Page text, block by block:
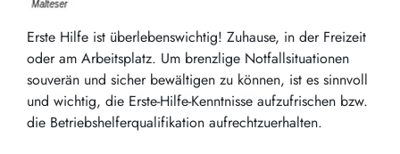
Erste Hilfe ist überlebenswichtig! Zuhause, in der Freizeit
oder am Arbeitsplatz. Um brenzlige Notfallsituationen
souverän und sicher bewältigen zu können, ist es sinnvoll
und wichtig, die Erste-Hilfe-Kenntnisse aufzufrischen bzw.
die Betriebshelferqualifikation aufrechtzuerhalten.